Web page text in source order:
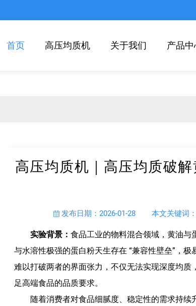
首页 高压均质机 关于我们 产品中
高压均质机｜高压均质破
发布日期：2026-01-28 本文关键词
实验背景：食品工业的物料混合领域，黄油与
与水溶性极强的蛋白粉天生存在 “兼容性壁垒”，
难以打破两者的界面张力，不仅无法实现深度均
足高端食品的品质要求。
随着消费者对食品细腻度、稳定性的需求持